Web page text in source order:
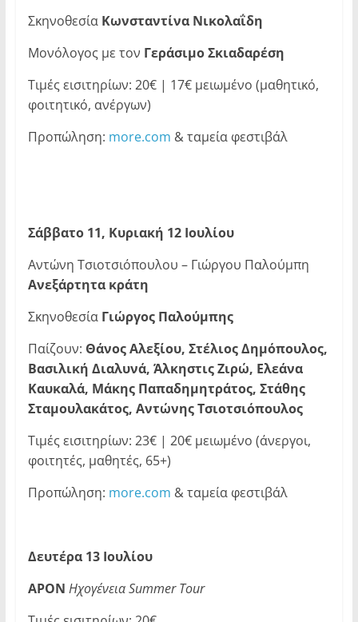
Σκηνοθεσία Κωνσταντίνα Νικολαΐδη
Μονόλογος με τον Γεράσιμο Σκιαδαρέση
Τιμές εισιτηρίων: 20€ | 17€ μειωμένο (μαθητικό,
φοιτητικό, ανέργων)
Προπώληση: more.com & ταμεία φεστιβάλ
Σάββατο 11, Κυριακή 12 Ιουλίου
Αντώνη Τσιοτσιόπουλου – Γιώργου Παλούμπη
Ανεξάρτητα κράτη
Σκηνοθεσία Γιώργος Παλούμπης
Παίζουν: Θάνος Αλεξίου, Στέλιος Δημόπουλος,
Βασιλική Διαλυνά, Άλκηστις Ζιρώ, Ελεάνα
Καυκαλά, Μάκης Παπαδημητράτος, Στάθης
Σταμουλακάτος, Αντώνης Τσιοτσιόπουλος
Τιμές εισιτηρίων: 23€ | 20€ μειωμένο (άνεργοι,
φοιτητές, μαθητές, 65+)
Προπώληση: more.com & ταμεία φεστιβάλ
Δευτέρα 13 Ιουλίου
APON ΗχογένειαSummer Tour